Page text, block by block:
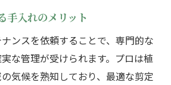
手入れのメリット
ンスを依頼することで、専門的な
な管理が受けられます。プロは植
気候を熟知しており、最適な剪定